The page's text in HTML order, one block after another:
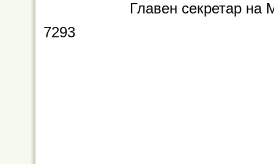
Главен секретар на
7293